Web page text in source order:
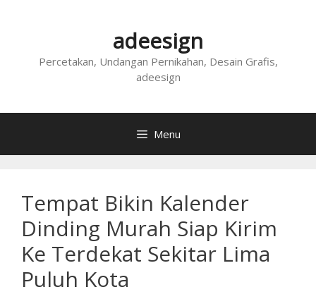
adeesign
Percetakan, Undangan Pernikahan, Desain Grafis,
adeesign
Menu
Tempat Bikin Kalender
Dinding Murah Siap Kirim
Ke Terdekat Sekitar Lima
Puluh Kota